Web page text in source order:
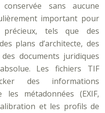
sans aucune
important pour
précieux, tels que des
plans d’architecte, des
documents juridiques
Les fichiers TIF
des informations
métadonnées (EXIF,
et les profils de